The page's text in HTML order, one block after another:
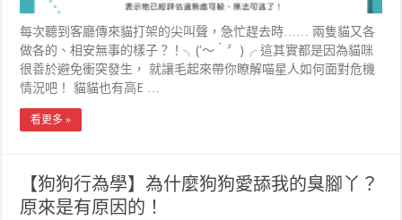
每次聽到客廳傳來貓打架的尖叫聲，急忙趕去時…… 兩隻貓又各
做各的、相安無事的樣子？！╮(′～‵〞)╭ 這其實都是因為貓咪
很善於避免衝突發生， 就讓毛起來帶你瞭解喵星人如何面對危機
情況吧！ 貓貓也有高E …
看更多 »
【狗狗行為學】為什麼狗狗愛舔我的臭腳丫？
原來是有原因的！